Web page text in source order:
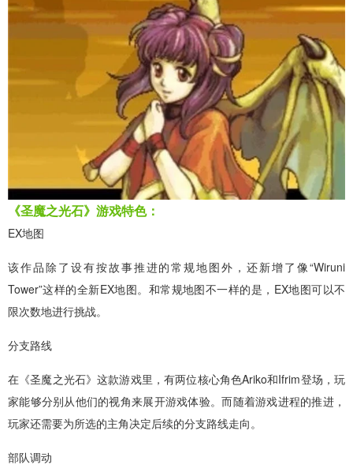
《圣魔之光石》游戏特色：
EX地图
该作品除了设有按故事推进的常规地图外，还新增了像“Wiruni
Tower”这样的全新EX地图。和常规地图不一样的是，EX地图可以不
限次数地进行挑战。
分支路线
在《圣魔之光石》这款游戏里，有两位核心角色Ariko和Ifrim登场，玩
家能够分别从他们的视角来展开游戏体验。而随着游戏进程的推进，
玩家还需要为所选的主角决定后续的分支路线走向。
部队调动